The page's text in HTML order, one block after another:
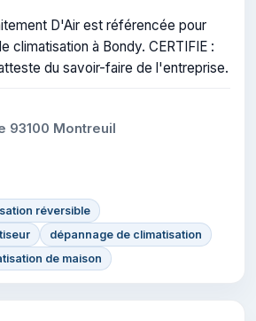
D'Air est référencée pour
climatisation à Bondy. CERTIFIE :
du savoir-faire de l'entreprise.
93100 Montreuil
réversible
dépannage de climatisation
de maison